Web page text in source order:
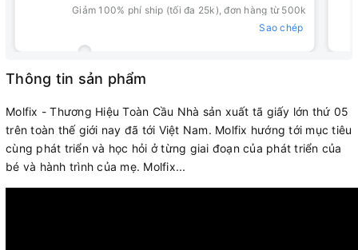
Giảm 100% phí ship (tối đa 25k), đơn hàng từ 500k
Sao chép
Thông tin sản phẩm
Molfix - Thương Hiệu Toàn Cầu Nhà sản xuất tã giấy lớn thứ 05
trên toàn thế giới nay đã tới Việt Nam. Molfix hướng tới mục tiêu
cùng phát triển và học hỏi ở từng giai đoạn của phát triển của
bé và hành trình của mẹ. Molfix...